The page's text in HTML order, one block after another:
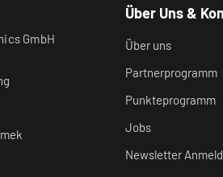
GmbH
Über Uns &
Über uns
Partnerprogramm
Punkteprogramm
Jobs
Newsletter